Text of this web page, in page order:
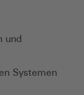
und
Systemen